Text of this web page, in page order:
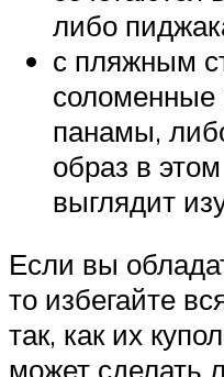
либо
с пляжным
панамы,
образ в
выглядит
Если вы
то избегайте
так, как их
может сделать